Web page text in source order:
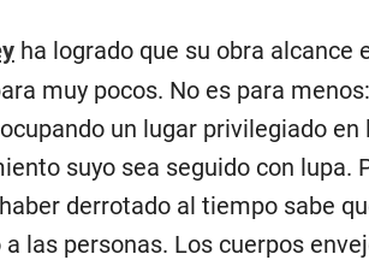
ha logrado que su obra alcance
muy pocos. No es para
un lugar privilegiado en
suyo sea seguido con lupa.
derrotado al tiempo sabe
las personas. Los cuerpos